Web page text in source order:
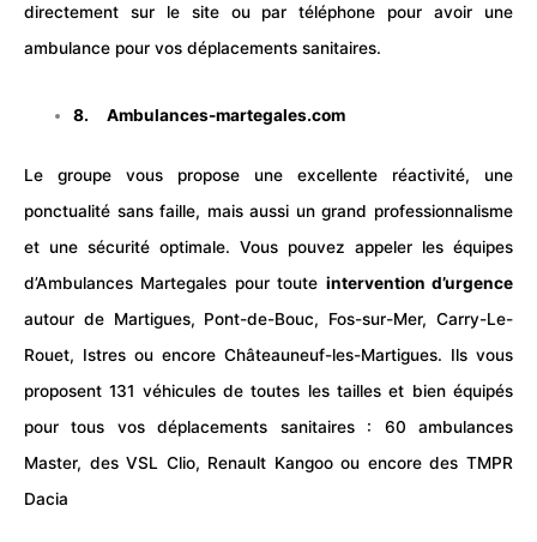
directement sur le site ou par téléphone pour avoir une
ambulance pour vos déplacements sanitaires.
8. Ambulances-martegales.com
Le groupe vous propose une excellente réactivité, une
ponctualité sans faille, mais aussi un grand professionnalisme
et une sécurité optimale. Vous pouvez appeler les équipes
d’Ambulances Martegales pour toute intervention d’urgence
autour de Martigues, Pont-de-Bouc, Fos-sur-Mer, Carry-Le-
Rouet, Istres ou encore Châteauneuf-les-Martigues. Ils vous
proposent 131 véhicules de toutes les tailles et bien équipés
pour tous vos déplacements sanitaires : 60 ambulances
Master, des VSL Clio, Renault Kangoo ou encore des TMPR
Dacia